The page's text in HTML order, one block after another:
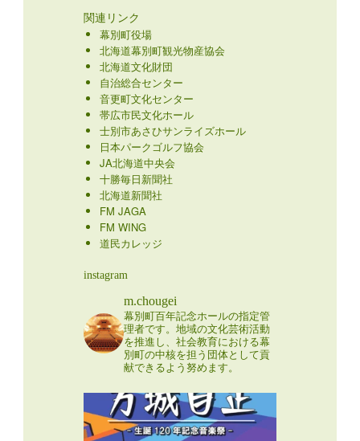
関連リンク
幕別町役場
北海道幕別町観光物産協会
北海道文化財団
自治総合センター
音更町文化センター
帯広市民文化ホール
士別市あさひサンライズホール
日本パークゴルフ協会
JA北海道中央会
十勝毎日新聞社
北海道新聞社
FM JAGA
FM WING
道民カレッジ
instagram
m.chougei
幕別町百年記念ホールの指定管
理者です。地域の文化芸術活動
を推進し、社会教育における幕
別町の中核を担う団体として貢
献できるよう努めます。